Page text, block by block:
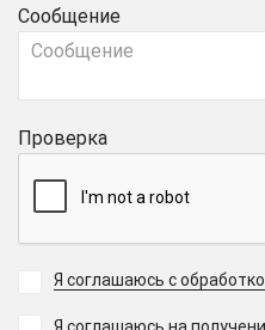
Сообщение
Проверка
Я соглашаюсь с